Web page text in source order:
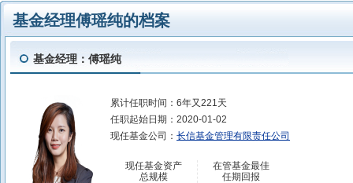
基金经理傅瑶纯的档案
基金经理：傅瑶纯
累计任职时间： 6年又221天
任职起始日期： 2020-01-02
现任基金公司： 长信基金管理有限责任公司
现任基金资产
总规模
在管基金最佳
任期回报